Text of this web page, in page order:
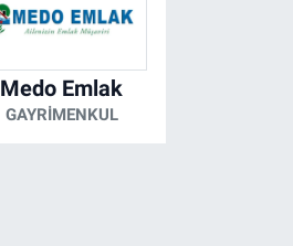
Medo Emlak
GAYRIMENKUL